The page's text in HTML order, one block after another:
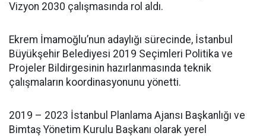
Vizyon 2030 çalışmasında rol aldı.
Ekrem İmamoğlu’nun adaylığı sürecinde, İstanbul
Büyükşehir Belediyesi 2019 Seçimleri Politika ve
Projeler Bildirgesinin hazırlanmasında teknik
çalışmaların koordinasyonunu yönetti.
2019 – 2023 İstanbul Planlama Ajansı Başkanlığı ve
Bimtaş Yönetim Kurulu Başkanı olarak yerel